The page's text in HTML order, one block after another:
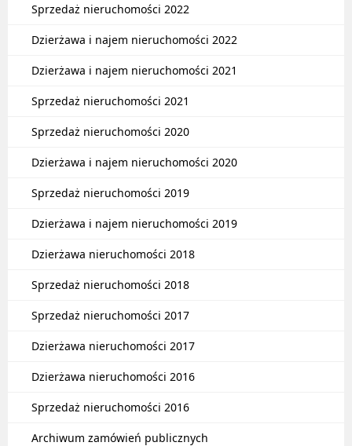
Sprzedaż nieruchomości 2022
Dzierżawa i najem nieruchomości 2022
Dzierżawa i najem nieruchomości 2021
Sprzedaż nieruchomości 2021
Sprzedaż nieruchomości 2020
Dzierżawa i najem nieruchomości 2020
Sprzedaż nieruchomości 2019
Dzierżawa i najem nieruchomości 2019
Dzierżawa nieruchomości 2018
Sprzedaż nieruchomości 2018
Sprzedaż nieruchomości 2017
Dzierżawa nieruchomości 2017
Dzierżawa nieruchomości 2016
Sprzedaż nieruchomości 2016
Archiwum zamówień publicznych